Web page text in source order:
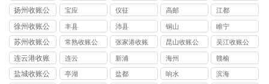
司
扬州收账公
司
宝应 仪征 高邮 江都
徐州收账公
司
丰县 沛县 铜山 睢宁
苏州收账公
司
常熟收账公
司
张家港收账
公司
昆山收账公
司
吴江收账公
司
连云港收账
公司
连云 新浦 海州 赣榆
盐城收账公
亭湖 盐都 响水 滨海